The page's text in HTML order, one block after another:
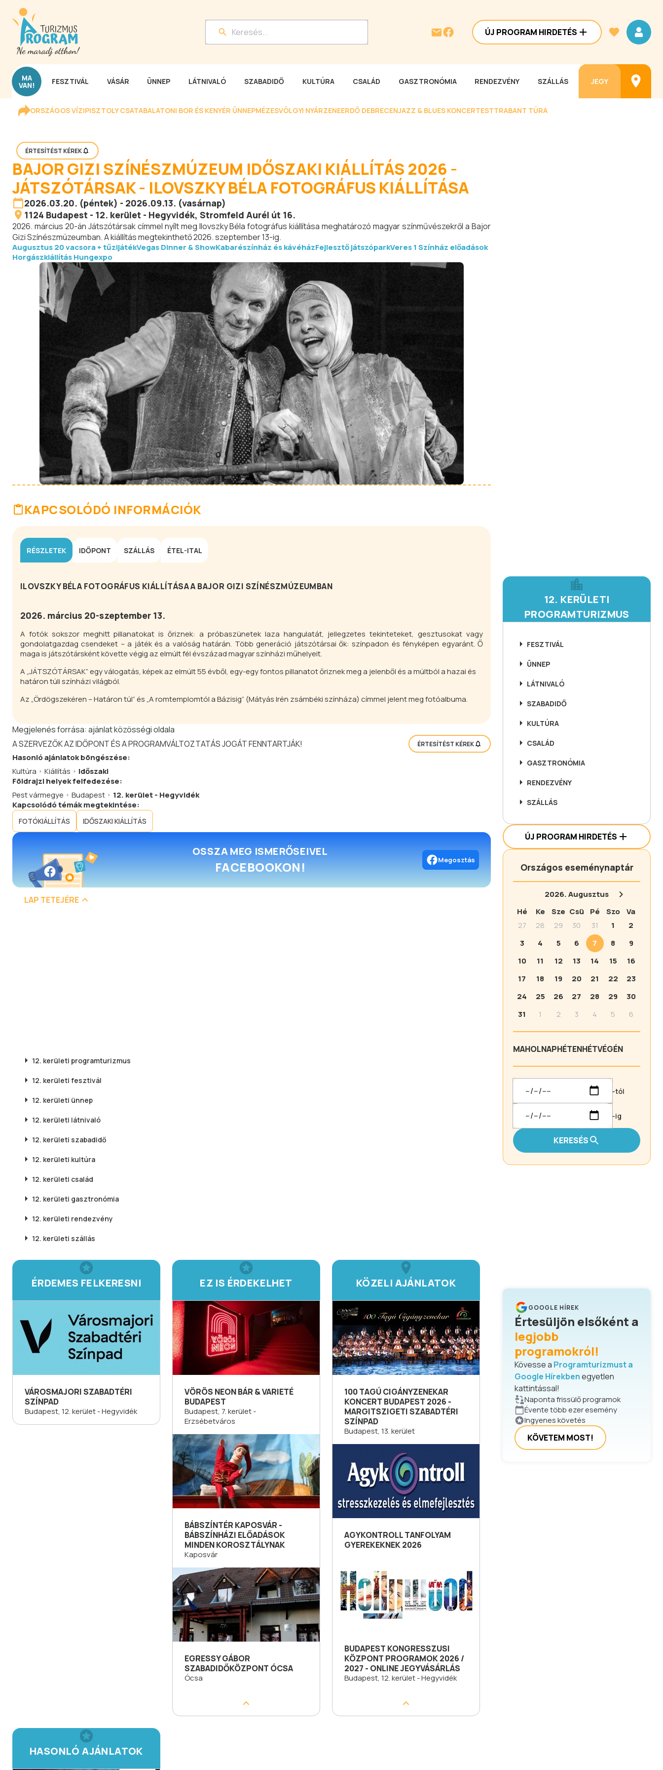
ÚJ PROGRAM HIRDETÉS
MA
VAN! FESZTIVÁL VÁSÁR ÜNNEP LÁTNIVALÓ SZABADIDŐ KULTÚRA CSALÁD GASZTRONÓMIA RENDEZVÉNY SZÁLLÁS JEGY
ORSZÁGOS VÍZIPISZTOLY CSATABALATONI BOR ÉS KENYÉR ÜNNEPMÉZESVÖLGYI NYÁRZENEERDŐ DEBRECENJAZZ & BLUES KONCERTESTTRABANT TÚRA
ÉRTESÍTÉST KÉREK
BAJOR GIZI SZÍNÉSZMÚZEUM IDŐSZAKI KIÁLLÍTÁS 2026 -
JÁTSZÓTÁRSAK - ILOVSZKY BÉLA FOTOGRÁFUS KIÁLLÍTÁSA
2026.03.20. (péntek) - 2026.09.13. (vasárnap)
1124 Budapest - 12. kerület - Hegyvidék, Stromfeld Aurél út 16.
2026. március 20-án Játszótársak címmel nyílt meg Ilovszky Béla fotográfus kiállítása meghatározó magyar színművészekről a Bajor
Gizi Színészmúzeumban. A kiállítás megtekinthető 2026. szeptember 13-ig.
Augusztus 20 vacsora + tűzijátékVegas Dinner & ShowKabarészínház és kávéházFejlesztő játszóparkVeres 1 Színház előadások
Horgászkiállítás Hungexpo
KAPCSOLÓDÓ INFORMÁCIÓK
RÉSZLETEK IDŐPONT SZÁLLÁS ÉTEL-ITAL
ILOVSZKY BÉLA FOTOGRÁFUS KIÁLLÍTÁSA A BAJOR GIZI SZÍNÉSZMÚZEUMBAN
2026. március 20-szeptember 13.
A fotók sokszor meghitt pillanatokat is őriznek: a próbaszünetek laza hangulatát, jellegzetes tekinteteket, gesztusokat vagy
gondolatgazdag csendeket – a játék és a valóság határán. Több generáció játszótársai ők: színpadon és fényképen egyaránt. Ő
maga is játszótársként követte végig az elmúlt fél évszázad magyar színházi műhelyeit.
A „JÁTSZÓTÁRSAK” egy válogatás, képek az elmúlt 55 évből, egy-egy fontos pillanatot őriznek meg a jelenből és a múltból a hazai és
határon túli színházi világból.
Az „Ördögszekéren – Határon túl” és „A romtemplomtól a Bázisig” (Mátyás Irén zsámbéki színháza) címmel jelent meg fotóalbuma.
Megjelenés forrása: ajánlat közösségi oldala
A SZERVEZŐK AZ IDŐPONT ÉS A PROGRAMVÁLTOZTATÁS JOGÁT FENNTARTJÁK!
ÉRTESÍTÉST KÉREK
Hasonlóajánlatokböngészése:
Kultúra
Kiállítás
Időszaki
Földrajzi helyek felfedezése:
Pest vármegye
Budapest
12. kerület - Hegyvidék
Kapcsolódó témák megtekintése:
FOTÓKIÁLLÍTÁS IDŐSZAKI KIÁLLÍTÁS
OSSZA MEG ISMERŐSEIVEL
FACEBOOKON! Megosztás
LAP TETEJÉRE
12. kerületi programturizmus
12. kerületi fesztivál
12. kerületi ünnep
12. kerületi látnivaló
12. kerületi szabadidő
12. kerületi kultúra
12. kerületi család
12. kerületi gasztronómia
12. kerületi rendezvény
12. kerületi szállás
ÉRDEMES FELKERESNI
VÁROSMAJORI SZABADTÉRI
SZÍNPAD
Budapest, 12. kerület - Hegyvidék
EZ IS ÉRDEKELHET
VÖRÖS NEON BÁR & VARIETÉ
BUDAPEST
Budapest, 7. kerület -
Erzsébetváros
BÁBSZÍNTÉR KAPOSVÁR -
BÁBSZÍNHÁZI ELŐADÁSOK
MINDEN KOROSZTÁLYNAK
Kaposvár
EGRESSY GÁBOR
SZABADIDŐKÖZPONT ÓCSA
Ócsa
KÖZELI AJÁNLATOK
100 TAGÚ CIGÁNYZENEKAR
KONCERT BUDAPEST 2026 -
MARGITSZIGETI SZABADTÉRI
SZÍNPAD
Budapest, 13. kerület
AGYKONTROLL TANFOLYAM
GYEREKEKNEK 2026
BUDAPEST KONGRESSZUSI
KÖZPONT PROGRAMOK 2026 /
2027 - ONLINE JEGYVÁSÁRLÁS
Budapest, 12. kerület - Hegyvidék
HASONLÓ AJÁNLATOK
12. KERÜLETI
PROGRAMTURIZMUS
FESZTIVÁL
ÜNNEP
LÁTNIVALÓ
SZABADIDŐ
KULTÚRA
CSALÁD
GASZTRONÓMIA
RENDEZVÉNY
SZÁLLÁS
ÚJ PROGRAM HIRDETÉS
Országos eseménynaptár
2026.Augusztus
Hé
Ke Sze Csü Pé Szo
Va
27
28 29 30 31 1
2
3
4 5 6 7 8
9
10
11 12 13 14 15
16
17
18 19 20 21 22
23
24
25 26 27 28 29
30
31
1 2 3 4 5 6
MAHOLNAPHÉTENHÉTVÉGÉN
-tól
-ig
KERESÉS
GOOGLE HÍREK
Értesüljön elsőként a
legjobb
programokról!
Kövesse a Programturizmust a
Google Hírekbenegyetlen
kattintással!
Naponta frissülő programok
Évente több ezer esemény
Ingyenes követés
KÖVETEM MOST!